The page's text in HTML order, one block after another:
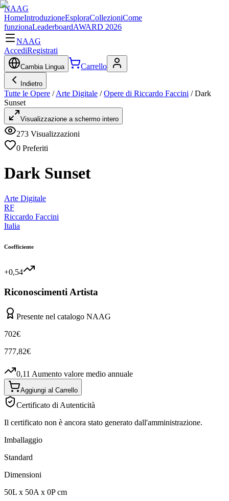
NAAG
HomeIntroduzioneEsploraCollezioniCome
funzionaLeaderboardAWARD 2026
NAAG
AccediRegistrati
Cambia Lingua Carrello
Indietro
Tutte le Opere / Arte Digitale / Opere di Riccardo Faccini /Dark
Sunset
Visualizzazione a schermo intero
273 Visualizzazioni
0 Preferiti
Dark Sunset
Arte Digitale
RF
Riccardo Faccini
Italia
Coefficiente
+0,54
Riconoscimenti Artista
Presente nel catalogo NAAG
702€
777,82€
0,11 Aumento valore medio annuale
Aggiungi al Carrello
Certificato di Autenticità
Il certificato non è ancora stato generato dall'amministrazione.
Imballaggio
Standard
Dimensioni
50L x 50A x 0Pcm